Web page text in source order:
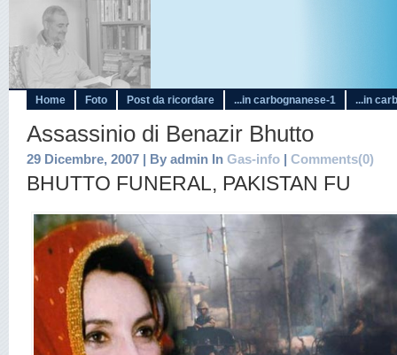
Home Foto Post da ricordare ...in carbognanese-1 ...in
Assassinio di Benazir Bhutto
29 Dicembre, 2007 | By admin In Gas-info | Comments(0)
BHUTTO FUNERAL, PAKISTAN FU